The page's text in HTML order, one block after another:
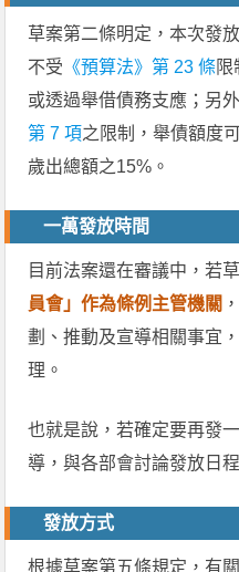
草案第二條明定，本次發
不受 《預算法》第 23 條
或透過舉借債務支應；另
第 7 項之限制，舉債額度
歲出總額之15%。
一萬發放時間
目前法案還在審議中，若
員會」作為條例主管機關
劃、推動及宣導相關事宜
理。
也就是說，若確定要再發
導，與各部會討論發放日程
發放方式
根據草案第五條規定，有